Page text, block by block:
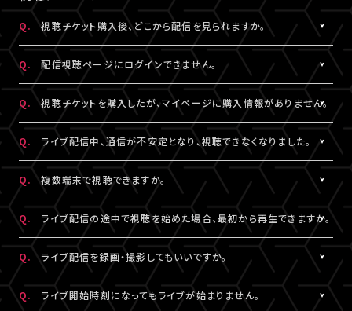
その他、A!-IDに関する詳細はこちらにてご確認ください。
えます。
▼以下もあわせてご確認ください。
1.ご登録のA!-ID（メールアドレス）とは別のメールアドレスをご利
用になっていませんか？
2.推奨環境からお試しいただいていますか？
ご利用の環境が推奨環境でない場合、正常にページ遷移ができな
い可能性がございます。推奨環境はこちら
よりご確認ください。
スマートフォン、タブレットをご利用の場合、LINEやメール等のアプ
リ内ブラウジングではなく、指定のブラウザ（iPhone・iPadの場合
は「Safari」、Androidの場合は「Chrome」）で当サービスをご利
用ください。
3.全て半角英数で入力できていますか？
必ず半角数字でご入力ください。全角入力ではログインできませ
Q. 視聴チケット購入後、どこから配信を見られますか。
A.
LIVESHIPにてチケットを購入の場合、配信視聴ページにログイン
のうえ、ご視聴いただけます。
配信視聴ページは、各公演のチケット販売ページ、「マイページ」
内「チケット購入情報」よりアクセスいただけます。
※「決済完了のお知らせ」メールでもご案内しております。
※アーカイブ配信がある場合、同じページからご視聴いただけま
す。
※コンビニ決済にてお申込みをされている場合、お支払い（ご入
金）完了後にご視聴いただけます。
Q. 配信視聴ページにログインできません。
A.
配信視聴ページにログインいただくには視聴チケットをご購入さ
れたA!-ID（メールアドレス）と、ご自身で設定したパスワードをご入
力ください。
※パスワードをお忘れの場合は、 こちらよりパスワード再設定を行
えます。
▼以下もあわせてご確認ください。
1.ご登録のA!-ID（メールアドレス）とは別のメールアドレスをご利
用になっていませんか？
2.推奨環境からお試しいただいていますか？
ご利用の環境が推奨環境でない場合、正常にページ遷移ができな
Q. 視聴チケットを購入したが、マイページに購入情報がありません。
A.
視聴チケットをご購入されたA!-ID（メールアドレス）と、異なるA!-
ID（メールアドレス）でログインされている可能性がございます。
画面右上からログアウトしていただき、@以降が異なるなど、ご利
用されているメールアドレスをご確認のうえ、改めてログインをお
試しください。
※「決済完了のお知らせ」メールをお受取りいただいているA!-
ID（メールアドレス）にてログインしてください。
Q. ライブ配信中、通信が不安定となり、視聴できなくなりました。
A.
本配信の視聴には高速・大容量のデータ通信が必要となります。
有線接続、もしくはWi-Fiのご利用を推奨いたします。お客様の視聴
環境に伴う閲覧の不具合に関しては、当サービスは一切の責任を
負いかねます。
Q. 複数端末で視聴できますか。
A.
チケット1枚につき1端末まで視聴可能となっております。
複数端末でのログインが検知された場合には、一方の端末がログ
アウトされます。
Q. ライブ配信の途中で視聴を始めた場合、最初から再生できますか。
A.
ライブ配信の途中からご利用の場合は、視聴開始された時点から
の再生となります。
Q. ライブ配信を録画・撮影してもいいですか。
A.
原則、カメラ・スマートフォンなどによる画面録画・撮影・録音は禁
止いたします。
Q. ライブ開始時刻になってもライブが始まりません。